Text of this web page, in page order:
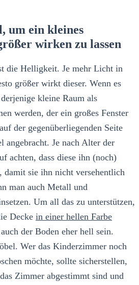
um ein kleines
wirken zu lassen
die Helligkeit. Je mehr Licht in
größer wirkt dieser. Wenn es
kleine Raum als
werden, der ein großes Fenster
der gegenüberliegenden Seite
angebracht. Je nach Alter der
achten, dass diese ihn (noch)
damit sie ihn nicht versehentlich
man auch Metall und
Um all das zu unterstützen,
Decke in einer hellen Farbe
der Boden eher hell sein.
Wer das Kinderzimmer noch
möchte, sollte sicherstellen,
Zimmer abgestimmt sind und